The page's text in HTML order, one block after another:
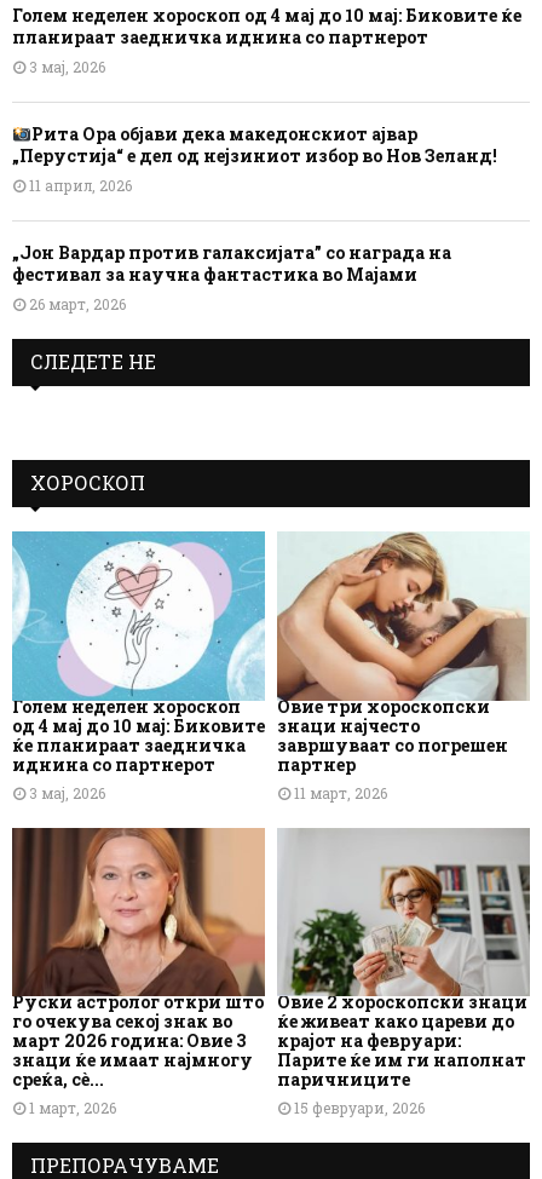
Голем неделен хороскоп од 4 мај до 10 мај: Биковите ќе
планираат заедничка иднина со партнерот
3 мај, 2026
Рита Ора објави дека македонскиот ајвар
„Перустија“ е дел од нејзиниот избор во Нов Зеланд!
11 април, 2026
„Јон Вардар против галаксијата” со награда на
фестивал за научна фантастика во Мајами
26 март, 2026
СЛЕДЕТЕ НЕ
ХОРОСКОП
Голем неделен хороскоп
од 4 мај до 10 мај: Биковите
ќе планираат заедничка
иднина со партнерот
3 мај, 2026
Овие три хороскопски
знаци најчесто
завршуваат со погрешен
партнер
11 март, 2026
Руски астролог откри што
го очекува секој знак во
март 2026 година: Овие 3
знаци ќе имаат најмногу
среќа, сè...
1 март, 2026
Овие 2 хороскопски знаци
ќе живеат како цареви до
крајот на февруари:
Парите ќе им ги наполнат
паричниците
15 февруари, 2026
ПРЕПОРАЧУВАМЕ